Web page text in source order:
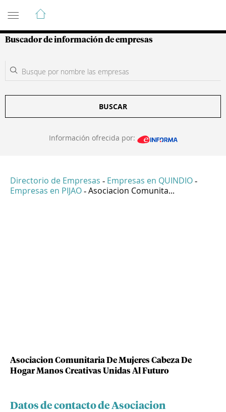
Guía de Empresas Colombianas
Buscador de información de empresas
BUSCAR
Información ofrecida por:
Directorio de Empresas - Empresas en QUINDIO -
Empresas en PIJAO - Asociacion Comunita...
Asociacion Comunitaria De Mujeres Cabeza De
Hogar Manos Creativas Unidas Al Futuro
Datos de contacto de Asociacion